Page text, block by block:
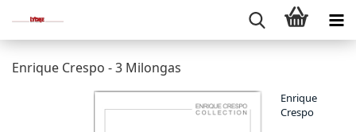
Enrique Crespo - 3 Milongas
Enrique
Crespo